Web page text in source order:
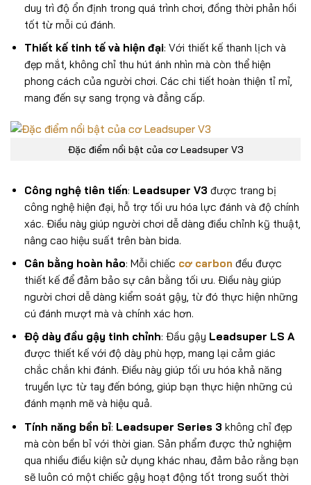
duy trì độ ổn định trong quá trình chơi, đồng thời phản hồi
tốt từ mỗi cú đánh.
Thiết kế tinh tế và hiện đại: Với thiết kế thanh lịch và
đẹp mắt, không chỉ thu hút ánh nhìn mà còn thể hiện
phong cách của người chơi. Các chi tiết hoàn thiện tỉ mỉ,
mang đến sự sang trọng và đẳng cấp.
Đặc điểm nổi bật của cơ Leadsuper V3
Công nghệ tiên tiến: Leadsuper V3 được trang bị
công nghệ hiện đại, hỗ trợ tối ưu hóa lực đánh và độ chính
xác. Điều này giúp người chơi dễ dàng điều chỉnh kỹ thuật,
nâng cao hiệu suất trên bàn bida.
Cân bằng hoàn hảo: Mỗi chiếc cơ carbon đều được
thiết kế để đảm bảo sự cân bằng tối ưu. Điều này giúp
người chơi dễ dàng kiểm soát gậy, từ đó thực hiện những
cú đánh mượt mà và chính xác hơn.
Độ dày đầu gậy tinh chỉnh: Đầu gậy Leadsuper LS A
được thiết kế với độ dày phù hợp, mang lại cảm giác
chắc chắn khi đánh. Điều này giúp tối ưu hóa khả năng
truyền lực từ tay đến bóng, giúp bạn thực hiện những cú
đánh mạnh mẽ và hiệu quả.
Tính năng bền bỉ: Leadsuper Series 3 không chỉ đẹp
mà còn bền bỉ với thời gian. Sản phẩm được thử nghiệm
qua nhiều điều kiện sử dụng khác nhau, đảm bảo rằng bạn
sẽ luôn có một chiếc gậy hoạt động tốt trong suốt thời